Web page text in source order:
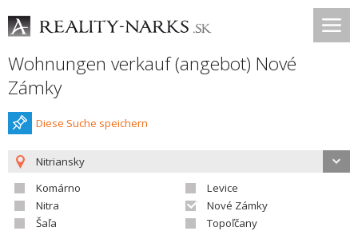
Wohnungen verkauf (angebot) Nové
Zámky
Diese Suche speichern
Nitriansky
Komárno
Levice
Nitra
Nové Zámky
Šaľa
Topoľčany